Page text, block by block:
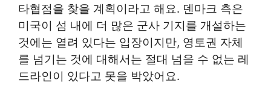
타협점을 찾을 계획이라고 해요. 덴마크 측은
미국이 섬 내에 더 많은 군사 기지를 개설하는
것에는 열려 있다는 입장이지만, 영토권 자체
를 넘기는 것에 대해서는 절대 넘을 수 없는 레
드라인이 있다고 못을 박았어요.